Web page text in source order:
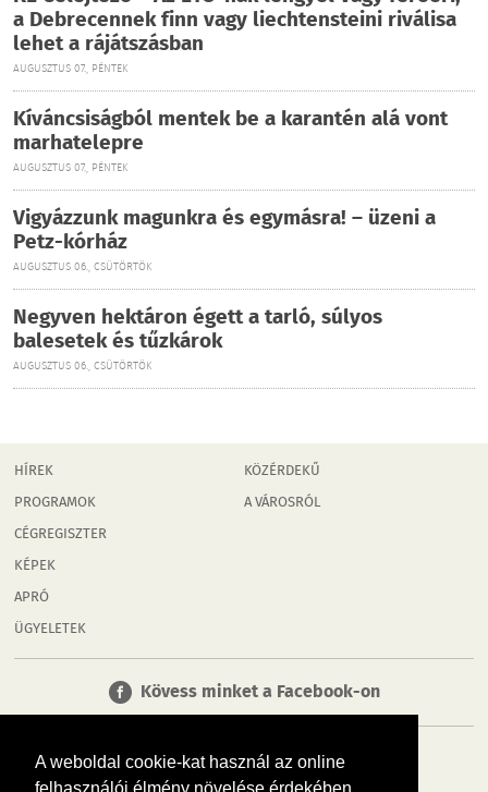
A weboldal cookie-kat használ az online
a Debrecennek finn vagy liechtensteini riválisa
lehet a rájátszásban
AUGUSZTUS 07., PÉNTEK
Kíváncsiságból mentek be a karantén alá vont
marhatelepre
AUGUSZTUS 07., PÉNTEK
Vigyázzunk magunkra és egymásra! – üzeni a
Petz-kórház
AUGUSZTUS 06., CSÜTÖRTÖK
Negyven hektáron égett a tarló, súlyos
balesetek és tűzkárok
AUGUSZTUS 06., CSÜTÖRTÖK
HÍREK
PROGRAMOK
CÉGREGISZTER
KÉPEK
APRÓ
ÜGYELETEK
KÖZÉRDEKŰ
A VÁROSRÓL
Kövess minket a Facebook-on